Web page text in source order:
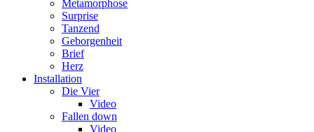
Metamorphose
Surprise
Tanzend
Geborgenheit
Brief
Herz
Installation
Die Vier
Video
Fallen down
Video